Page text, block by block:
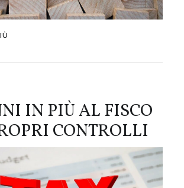
IN PIÙ AL FISCO
CONTROLLI